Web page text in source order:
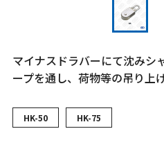
マイナスドラバーにて沈みシ
ープを通し、荷物等の吊り上
HK-50 HK-75